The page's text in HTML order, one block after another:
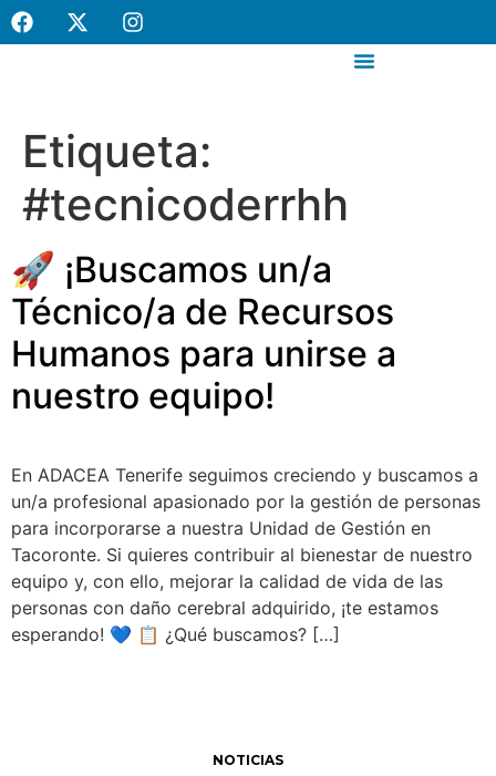
contenido
Etiqueta:
#tecnicoderrhh
🚀 ¡Buscamos un/a
Técnico/a de Recursos
Humanos para unirse a
nuestro equipo!
En ADACEA Tenerife seguimos creciendo y buscamos a
un/a profesional apasionado por la gestión de personas
para incorporarse a nuestra Unidad de Gestión en
Tacoronte. Si quieres contribuir al bienestar de nuestro
equipo y, con ello, mejorar la calidad de vida de las
personas con daño cerebral adquirido, ¡te estamos
esperando! 💙 📋 ¿Qué buscamos? […]
NOTICIAS